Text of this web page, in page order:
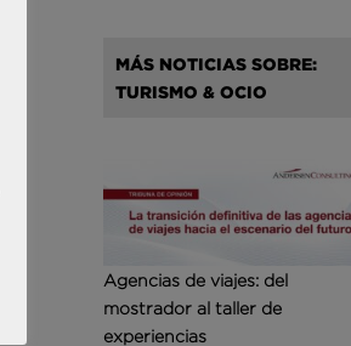
MÁS NOTICIAS SOBRE:
TURISMO & OCIO
Agencias de viajes: del
mostrador al taller de
experiencias